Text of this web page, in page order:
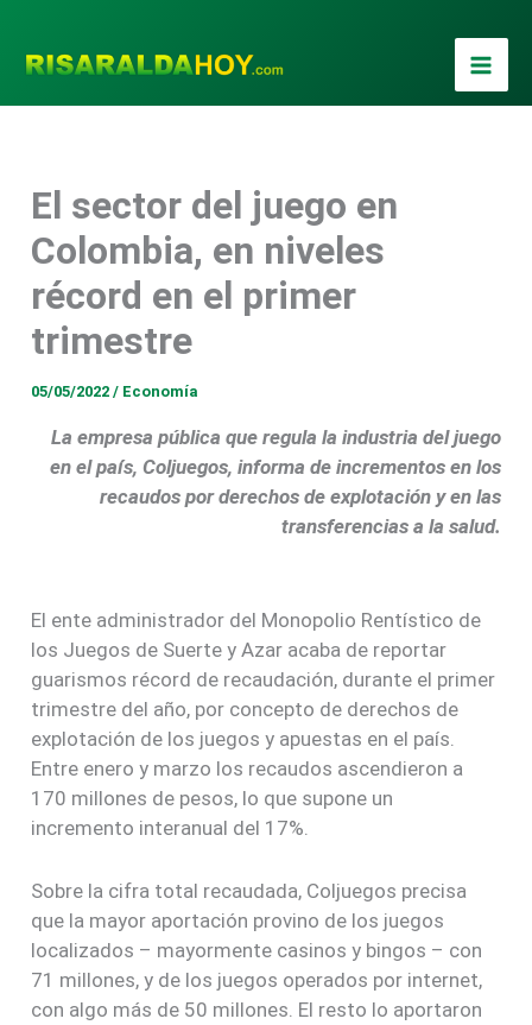
contenido
El sector del juego en
Colombia, en niveles
récord en el primer
trimestre
05/05/2022/ Economía
La empresa pública que regula la industria del juego
en el país, Coljuegos, informa de incrementos en los
recaudos por derechos de explotación y en las
transferencias a la salud.
El ente administrador del Monopolio Rentístico de
los Juegos de Suerte y Azar acaba de reportar
guarismos récord de recaudación, durante el primer
trimestre del año, por concepto de derechos de
explotación de los juegos y apuestas en el país.
Entre enero y marzo los recaudos ascendieron a
170 millones de pesos, lo que supone un
incremento interanual del 17%.
Sobre la cifra total recaudada, Coljuegos precisa
que la mayor aportación provino de los juegos
localizados – mayormente casinos y bingos – con
71 millones, y de los juegos operados por internet,
con algo más de 50 millones. El resto lo aportaron